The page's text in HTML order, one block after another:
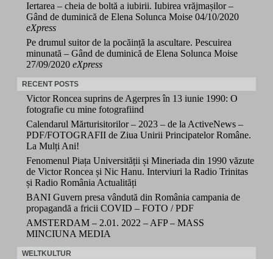
Iertarea – cheia de boltă a iubirii. Iubirea vrăjmașilor –
Gând de duminică de Elena Solunca Moise 04/10/2020
eXpress
Pe drumul suitor de la pocăință la ascultare. Pescuirea
minunată – Gând de duminică de Elena Solunca Moise
27/09/2020 eXpress
RECENT POSTS
Victor Roncea suprins de Agerpres în 13 iunie 1990: O
fotografie cu mine fotografiind
Calendarul Mărturisitorilor – 2023 – de la ActiveNews –
PDF/FOTOGRAFII de Ziua Unirii Principatelor Române.
La Mulți Ani!
Fenomenul Piața Universității și Mineriada din 1990 văzute
de Victor Roncea și Nic Hanu. Interviuri la Radio Trinitas
și Radio România Actualități
BANI Guvern presa vândută din România campania de
propagandă a fricii COVID – FOTO / PDF
AMSTERDAM – 2.01. 2022 – AFP – MASS
MINCIUNA MEDIA
WELTKULTUR